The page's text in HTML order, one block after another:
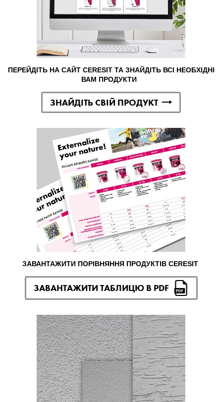
ПЕРЕЙДІТЬ НА САЙТ CERESIT ТА ЗНАЙДІТЬ ВСІ НЕОБХІДНІ
ВАМ ПРОДУКТИ
ЗНАЙДІТЬ СВІЙ ПРОДУКТ
ЗАВАНТАЖИТИ ПОРІВНЯННЯ ПРОДУКТІВ CERESIT
ЗАВАНТАЖИТИ ТАБЛИЦЮ В PDF